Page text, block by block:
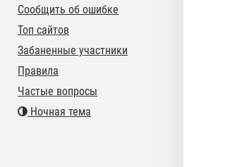
Сообщить об ошибке
Топ сайтов
Забаненные участники
Правила
Частые вопросы
Ночная тема